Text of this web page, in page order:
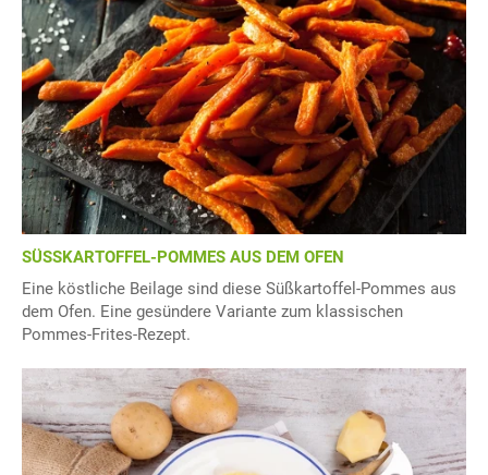
SÜSSKARTOFFEL-POMMES AUS DEM OFEN
Eine köstliche Beilage sind diese Süßkartoffel-Pommes aus
dem Ofen. Eine gesündere Variante zum klassischen
Pommes-Frites-Rezept.